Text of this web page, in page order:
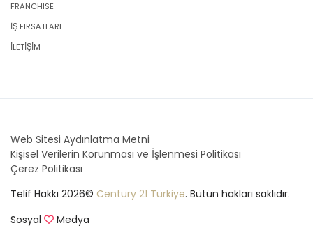
FRANCHISE
İŞ FIRSATLARI
İLETİŞİM
Web Sitesi Aydınlatma Metni
Kişisel Verilerin Korunması ve İşlenmesi Politikası
Çerez Politikası
Telif Hakkı 2026© Century 21 Türkiye. Bütün hakları saklıdır.
Sosyal
Medya